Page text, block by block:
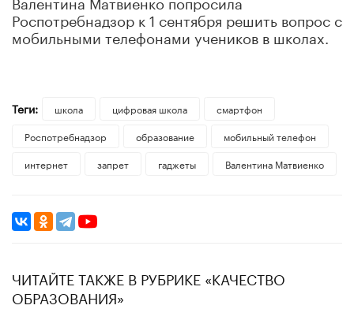
Роспотребнадзор к 1 сентября решить вопрос с
мобильными телефонами учеников в школах.
Теги: школа цифровая школа
смартфон
Роспотребнадзор
образование
мобильный телефон
интернет
запрет гаджеты Валентина Матвиенко
ЧИТАЙТЕ ТАКЖЕ В РУБРИКЕ «КАЧЕСТВО
ОБРАЗОВАНИЯ»